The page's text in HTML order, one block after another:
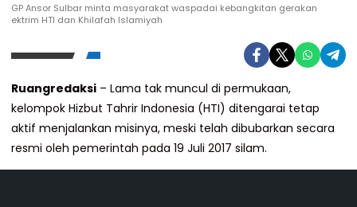
GP Ansor Sulbar minta masyarakat waspadai kebangkitan gerakan
ektrim HTI dan Khilafah Islamiyah
Ruangredaksi – Lama tak muncul di permukaan,
kelompok Hizbut Tahrir Indonesia (HTI) ditengarai tetap
aktif menjalankan misinya, meski telah dibubarkan secara
resmi oleh pemerintah pada 19 Juli 2017 silam.